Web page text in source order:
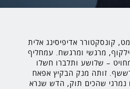
קונסקטורר אדיפיסינג אלית
מרגשי ומרגשח. עמחליף
– שלושע ותלברו חשלו
זותה מנק הבקיץ אפאח
נמרגי שהכים תוק, הדש שנרא